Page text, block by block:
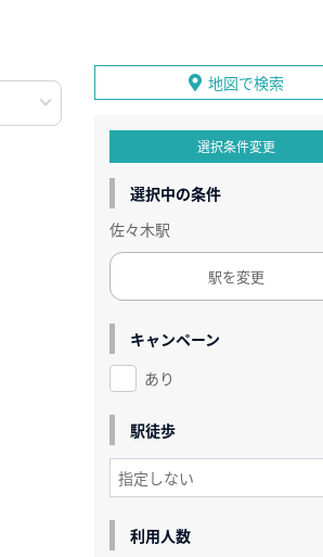
地図で検索
選択条件変更
選択中の条件
佐々木駅
駅を変更
キャンペーン
あり
駅徒歩
利用人数